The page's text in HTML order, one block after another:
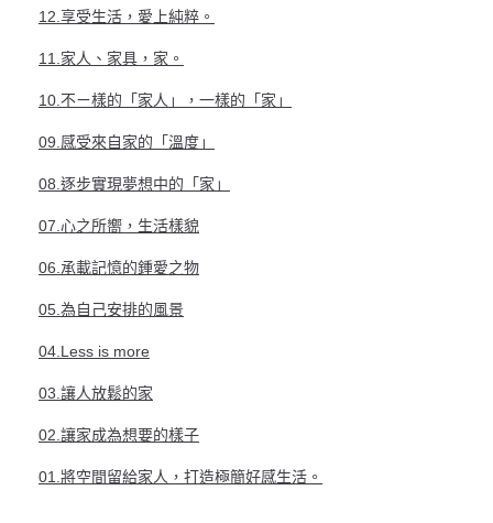
12.享受生活，愛上純粹。
11.家人、家具，家。
10.不ㄧ樣的「家人」，一樣的「家」
09.感受來自家的「溫度」
08.逐步實現夢想中的「家」
07.心之所嚮，生活樣貌
06.承載記憶的鍾愛之物
05.為自己安排的風景
04.Less is more
03.讓人放鬆的家
02.讓家成為想要的樣子
01.將空間留給家人，打造極簡好感生活。